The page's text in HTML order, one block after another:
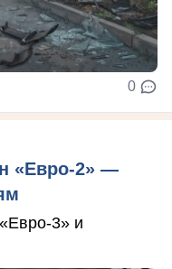
0
«Евро-2» —
3» и